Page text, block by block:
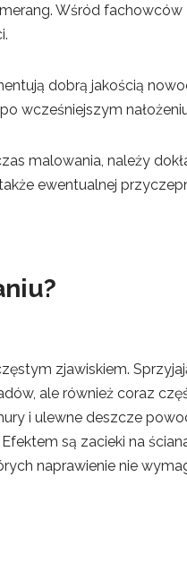
Wśród fachowców
dobrą jakością
wcześniejszym
malowania, należy
ewentualnej
zjawiskiem.
ale również coraz
i ulewne deszcze
są zacieki na
naprawienie nie